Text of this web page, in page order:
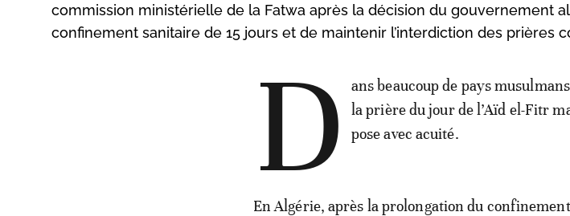
commission ministérielle de la Fatwa après la décision du gouvernement
confinement sanitaire de 15 jours et de maintenir l’interdiction des prières
D
ans beaucoup de pays
la prière du jour de l’Aïd el-Fitr
pose avec acuité.
En Algérie, après la prolongation du